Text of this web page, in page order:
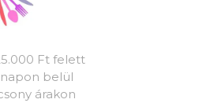
Ft felett
belül
árakon